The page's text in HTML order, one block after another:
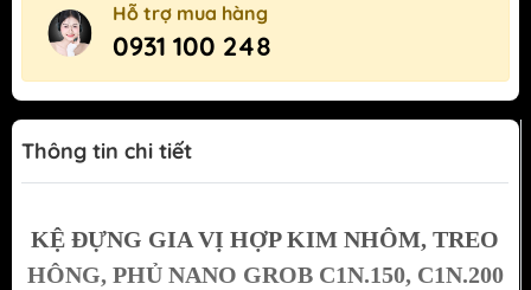
Hỗ trợ mua hàng
0931 100 248
Thông tin chi tiết
KỆ ĐỰNG GIA VỊ HỢP KIM NHÔM, TREO
HÔNG, PHỦ NANO GROB C1N.150, C1N.200